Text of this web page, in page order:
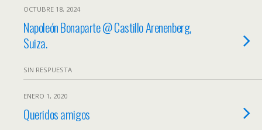
OCTUBRE 18, 2024
Napoleón Bonaparte @ Castillo Arenenberg,
Suiza.
SIN RESPUESTA
ENERO 1, 2020
Queridos amigos